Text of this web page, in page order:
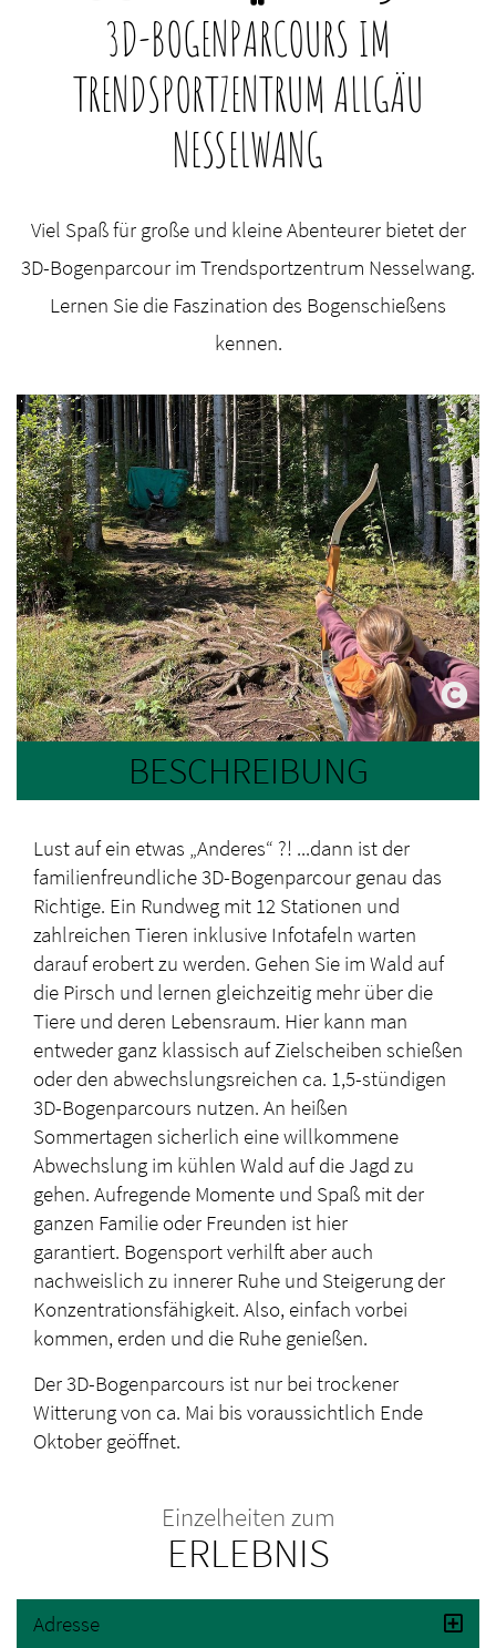
3D-BOGENPARCOURS IM
TRENDSPORTZENTRUM ALLGÄU
NESSELWANG
Viel Spaß für große und kleine Abenteurer bietet der
3D-Bogenparcour im Trendsportzentrum Nesselwang.
Lernen Sie die Faszination des Bogenschießens
kennen.
BESCHREIBUNG
Lust auf ein etwas „Anderes“ ?! ...dann ist der
familienfreundliche 3D-Bogenparcour genau das
Richtige. Ein Rundweg mit 12 Stationen und
zahlreichen Tieren inklusive Infotafeln warten
darauf erobert zu werden. Gehen Sie im Wald auf
die Pirsch und lernen gleichzeitig mehr über die
Tiere und deren Lebensraum. Hier kann man
entweder ganz klassisch auf Zielscheiben schießen
oder den abwechslungsreichen ca. 1,5-stündigen
3D-Bogenparcours nutzen. An heißen
Sommertagen sicherlich eine willkommene
Abwechslung im kühlen Wald auf die Jagd zu
gehen. Aufregende Momente und Spaß mit der
ganzen Familie oder Freunden ist hier
garantiert. Bogensport verhilft aber auch
nachweislich zu innerer Ruhe und Steigerung der
Konzentrationsfähigkeit. Also, einfach vorbei
kommen, erden und die Ruhe genießen.
Der 3D-Bogenparcours ist nur bei trockener
Witterung von ca. Mai bis voraussichtlich Ende
Oktober geöffnet.
Einzelheiten zum
ERLEBNIS
Adresse